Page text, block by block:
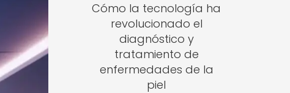
Cómo la tecnología ha
revolucionado el
diagnóstico y
tratamiento de
enfermedades de la
piel